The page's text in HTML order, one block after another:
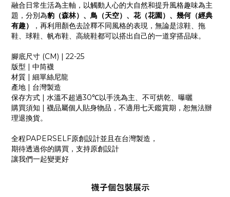
融合日常生活為主軸，以觸動人心的大自然和提升風格趣味為主
題，分別為豹（森林）、鳥（天空）、花（花園）、幾何（經典
有趣）
，再利用顏色去詮釋不同風格的表現，無論是涼鞋、拖
鞋、球鞋、帆布鞋、高統鞋都可以搭出自己的一道穿搭品味。
腳底尺寸 (CM) | 22-25
版型 | 中筒襪
材質 | 細單絲尼龍
產地 | 台灣製造
保存方式 | 水溫不超過30℃以手洗為主、不可烘乾、曝曬
購買須知 | 襪品屬個人貼身物品，不適用七天鑑賞期，恕無法辦
理退換貨。
全程PAPERSELF原創設計並且在台灣製造，
期待透過你的購買，支持原創設計
讓我們一起變更好